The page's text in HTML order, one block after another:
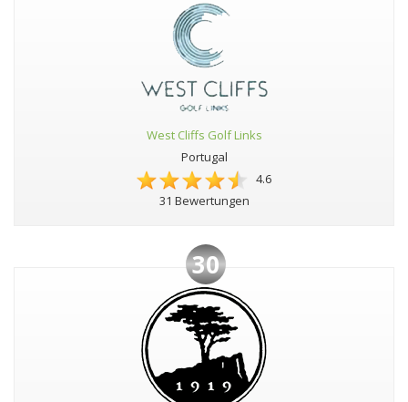
West Cliffs Golf Links
Portugal
4.6
31 Bewertungen
30